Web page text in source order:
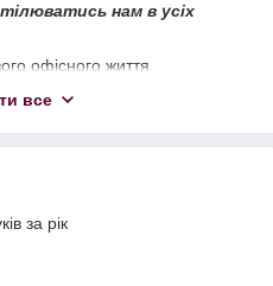
нам в усіх
офісного життя
- для прохолодної пори
потрібно виглядати
все
за рік